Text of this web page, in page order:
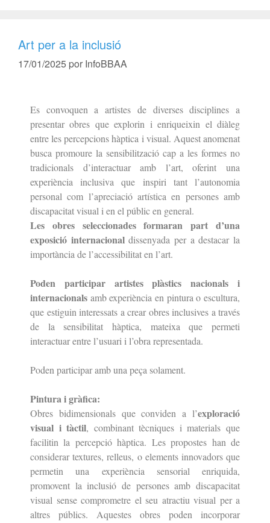
Art per a la inclusió
17/01/2025 por InfoBBAA
Es convoquen a artistes de diverses disciplines a
presentar obres que explorin i enriqueixin el diàleg
entre les percepcions hàptica i visual. Aquest anomenat
busca promoure la sensibilització cap a les formes no
tradicionals d’interactuar amb l’art, oferint una
experiència inclusiva que inspiri tant l’autonomia
personal com l’apreciació artísticaen persones amb
discapacitat visual i en el públic en general.
Les obres seleccionades formaran part d’una
exposició internacionaldissenyada per adestacar la
importància de l’accessibilitat en l’art.
Poden participar artistes plàstics nacionals i
internacionals amb experiència en pintura o escultura,
que estiguin interessats a crear obres inclusives a través
de la sensibilitat hàptica, mateixa que permeti
interactuar entre l’usuari i l’obra representada.
Poden participar amb una peça solament.
Pintura i gràfica:
Obres bidimensionals que conviden a l’exploració
visual i tàctil, combinanttècniques i materials que
facilitin la percepció hàptica. Les propostes han de
considerar textures, relleus, o elements innovadors que
permetin una experiència sensorial enriquida,
promovent la inclusió de persones amb discapacitat
visual sense comprometre el seu atractiu visual per a
altres públics. Aquestes obres poden incorporar